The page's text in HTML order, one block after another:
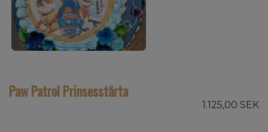
Paw Patrol Prinsesstårta
1.125,00 SEK